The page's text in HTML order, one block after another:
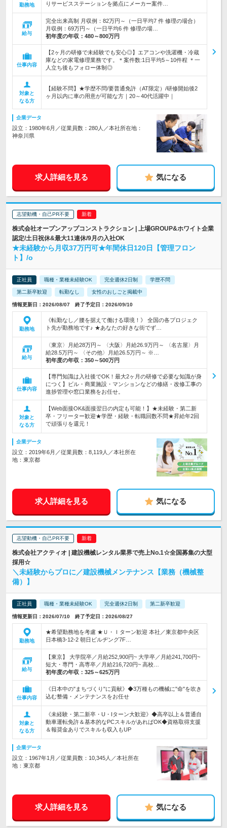
勤務地
りサービスステーションを拠点にメーカー案件…
給与
完全出来高制 月収例：82万円～（一日平均7 件 修理の場合）
月収例：69万円～（一日平均6 件 修理の場…
初年度の年収： 480～800万円
仕事内容
【2ヶ月の研修で未経験でも安心◎】エアコンや洗濯機・冷蔵
庫などの家電修理業務です。＊案件数:1日平均5～10件程 ＊一
人立ち後もフォロー体制◎
対象と
なる方
【経験不問】★学歴不問/要普通免許（AT限定）/研修開始後2
ヶ月以内に車の用意が可能な方｜20～40代活躍中｜
企業データ
設立：1980年6月／従業員数：280人／本社所在地：
神奈川県
求人詳細を見る 気になる
志望動機・自己PR不要
株式会社オープンアップコンストラクション | 上場GROUP&ホワイト企業
認定/土日祝休&最大11連休/9月の入社OK
★未経験から月収37万円可★年間休日120日【管理フロン
ト】/o
正社員 職種・業種未経験OK 完全週休2日制 学歴不問
第二新卒歓迎 転勤なし 女性のおしごと掲載中
情報更新日：2026/08/07 終了予定日：2026/09/10
勤務地
《転勤なし／腰を据えて働ける環境！》 全国の各プロジェク
ト先が勤務地です♪ ★あなたの好きな街でず…
給与
〈東京〉月給28万円～ 〈大阪〉月給26.9万円～ 〈名古屋〉月
給28.5万円～ 〈その他〉月給26.5万円～ ※…
初年度の年収： 350～500万円
仕事内容
【専門知識は入社後でOK！最大2ヶ月の研修で必要な知識が身
につく】ビル・商業施設・マンションなどの修繕・改修工事の
進捗管理や窓口業務をお任せ。
対象と
なる方
【Web面接OK&面接翌日の内定も可能！】★未経験・第二新
卒・フリーター歓迎★学歴・経験・転職回数不問★昇給年2回
で頑張りを還元！
企業データ
設立：2019年6月／従業員数：8,119人／本社所在
地：東京都
求人詳細を見る 気になる
志望動機・自己PR不要
株式会社アクティオ | 建設機械レンタル業界で売上No.1☆全国募集の大型
採用☆
＼未経験からプロに／建設機械メンテナンス【業務（機械整
備）】
正社員 職種・業種未経験OK 完全週休2日制 第二新卒歓迎
情報更新日：2026/07/10 終了予定日：2026/08/27
勤務地
★希望勤務地を考慮 ★Ｕ・Ｉターン歓迎 本社／東京都中央区
日本橋3-12-2 朝日ビルヂング7F…
給与
【東京】 大学院卒／月給252,900円~ 大学卒／月給241,700円~
短大・専門・高専卒／月給216,720円~ 高校…
初年度の年収： 325～625万円
仕事内容
《日本中の"まちづくり"に貢献》◆3万種もの機械に"命"を吹き
込む整備・メンテナンスをお任せ
対象と
なる方
《未経験・第二新卒・U・Iターン大歓迎》◆高卒以上＆普通自
動車運転免許＆基本的なPCスキルがあればOK◆資格取得支援
＆報奨金ありでスキルも収入もUP
企業データ
設立：1967年1月／従業員数：10,345人／本社所在
地：東京都
求人詳細を見る 気になる